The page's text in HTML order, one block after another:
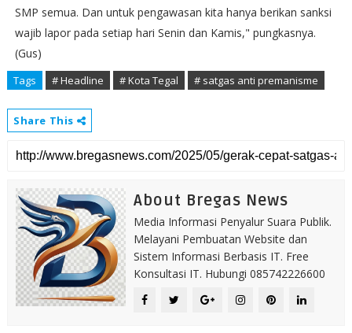
SMP semua. Dan untuk pengawasan kita hanya berikan sanksi
wajib lapor pada setiap hari Senin dan Kamis," pungkasnya.
(Gus)
Tags # Headline # Kota Tegal # satgas anti premanisme
Share This
About Bregas News
Media Informasi Penyalur Suara Publik.
Melayani Pembuatan Website dan
Sistem Informasi Berbasis IT. Free
Konsultasi IT. Hubungi 085742226600